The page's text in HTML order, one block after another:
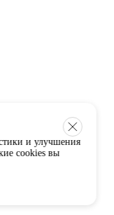
и улучшения
cookies вы